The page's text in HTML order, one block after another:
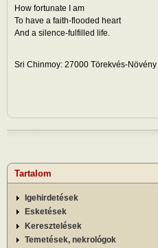
How fortunate I am
To have a faith-flooded heart
And a silence-fulfilled life.
Sri Chinmoy: 27000 Törekvés-
Tartalom
Igehirdetések
Esketések
Keresztelések
Temetések, nekrológok